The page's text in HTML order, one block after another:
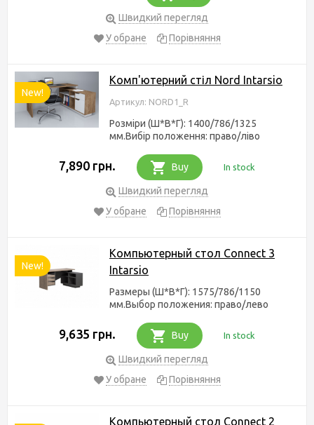
Швидкий перегляд
У обране
Порівняння
New!
Комп'ютерний стіл Nord Intarsio
Артикул: NORD1_R
Розміри (Ш*В*Г): 1400/786/1325
мм.Вибір положення: право/ліво
7,890 грн. Buy In stock
Швидкий перегляд
У обране
Порівняння
New!
Компьютерный стол Connect 3
Intarsio
Размеры (Ш*В*Г): 1575/786/1150
мм.Выбор положения: право/лево
9,635 грн. Buy In stock
Швидкий перегляд
У обране
Порівняння
Компьютерный стол Connect 2